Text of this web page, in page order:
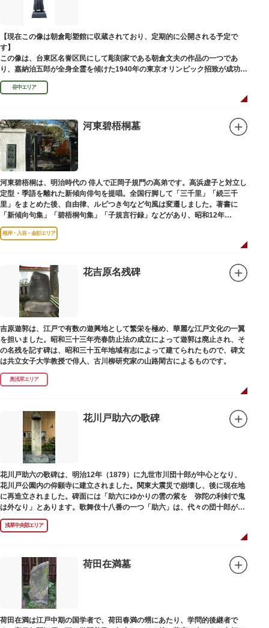
【現在この像は朝倉彫塑館に収蔵されており、定期的に公開される予定で
す】
この像は、台東区名誉区民にして彫刻家である朝倉文夫の作品の一つであ
り、嘉納治五郎が全身全霊を傾けた1940年の東京オリンピック招致が成功
（のちに返上）した、1936年に制作されました。
朝倉文夫は、1907～1910年ころに嘉納と知り合ったと推察されます。その
後も縁があり、嘉納の人柄や骨格などを熟知していた朝倉は、嘉納の海外出
ポーズは、嘉納の柔道家としての「不動の姿勢」を意識したと思われます。
谷中エリア
河東碧梧桐墓
河東碧梧桐は、明治時代の 俳人で正岡子規門の高弟です。高浜虚子と対立し
定型・季語を離れた新傾向俳句を提唱。全国行脚して「三千里」「続三千
里」をまとめた後、自由律、ルビつき句など句風は変遷しました。著書に
「新傾向句集」「碧梧桐句集」「子規言行録」などがあり、昭和12年
（1937）に没し、お墓は梅林寺（ばいりんじ）にあります。
根岸・入谷・金杉エリア
花吉原名残碑
吉原遊郭は、江戸で有数の遊興地として繁栄を極め、華麗な江戸文化の一翼
を担いました。昭和三十三年売春防止法の成立によって遊郭は廃止され、そ
の名残を記す碑は、昭和三十五年地域有志によって建てられたもので、碑文
は共立女子大学教授で俳人、古川柳研究家の山路閑古によるものです。
奥浅草エリア
花川戸助六の歌碑
花川戸助六の歌碑は、明治12年（1879）に九世市川団十郎が中心となり、
花川戸公園内の仰願寺に建立されました。関東大震災で崩壊し、後に現在地
に再造立されました。碑面には「助六にゆかりの雲の紫を 弥陀の利剣で鬼
は外なり」とあります。歌舞伎十八番の一つ「助六」は、代々の団十郎が伝
えていますが、助六の実像は不明です。
浅草中央部エリア
荷田在満墓
荷田在満は江戸中期の国学者で、荷田春満の甥にあたり、学問的後継者で